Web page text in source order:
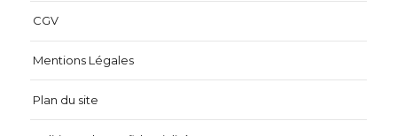
CGV
Mentions Légales
Plan du site